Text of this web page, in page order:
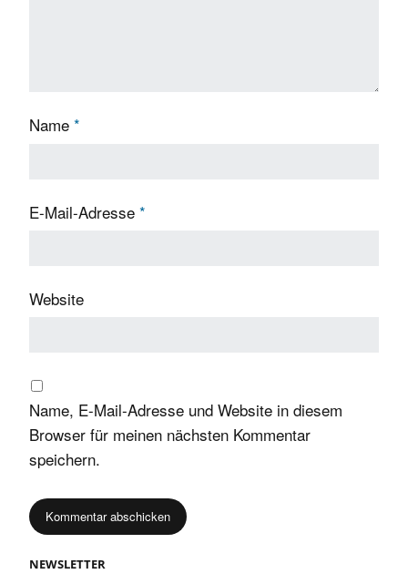
Name *
E-Mail-Adresse *
Website
Name, E-Mail-Adresse und Website in diesem
Browser für meinen nächsten Kommentar
speichern.
NEWSLETTER